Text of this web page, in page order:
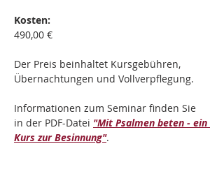
Kosten:
490,00 €
Der Preis beinhaltet Kursgebühren,
Übernachtungen und Vollverpflegung.
Informationen zum Seminar finden Sie
in der PDF-Datei "Mit Psalmen beten - ein
Kurs zur Besinnung".